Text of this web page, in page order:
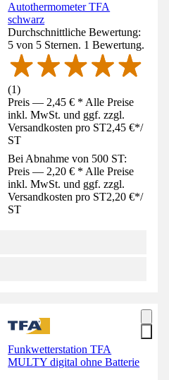
Autothermometer TFA
schwarz
Durchschnittliche Bewertung:
5 von 5 Sternen. 1 Bewertung.
(1)
Preis — 2,45 € * Alle Preise
inkl. MwSt. und ggf. zzgl.
Versandkosten pro ST2,45 €*/
ST
Bei Abnahme von 500 ST:
Preis — 2,20 € * Alle Preise
inkl. MwSt. und ggf. zzgl.
Versandkosten pro ST2,20 €*/
ST
Funkwetterstation TFA
MULTY digital ohne Batterie